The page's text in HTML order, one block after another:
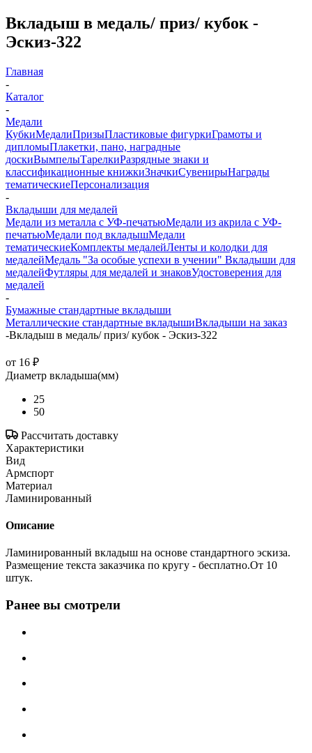
Вкладыш в медаль/ приз/ кубок -
Эскиз-322
Главная
-
Каталог
-
Медали
КубкиМедалиПризыПластиковые фигуркиГрамоты и
дипломыПлакетки, пано, наградные
доскиВымпелыТарелкиРазрядные знаки и
классификационные книжкиЗначкиСувенирыНаграды
тематическиеПерсонализация
-
Вкладыши для медалей
Медали из металла с УФ-печатьюМедали из акрила с УФ-
печатьюМедали под вкладышМедали
тематическиеКомплекты медалейЛенты и колодки для
медалейМедаль "За особые успехи в учении" Вкладыши для
медалейФутляры для медалей и знаковУдостоверения для
медалей
-
Бумажные стандартные вкладыши
Металлические стандартные вкладышиВкладыши на заказ
-Вкладыш в медаль/ приз/ кубок - Эскиз-322
от 16 ₽
Диаметр вкладыша(мм)
25
50
Рассчитать доставку
Характеристики
Вид
Армспорт
Материал
Ламинированный
Описание
Ламинированный вкладыш на основе стандартного эскиза.
Размещение текста заказчика по кругу - бесплатно.От 10
штук.
Ранее вы смотрели